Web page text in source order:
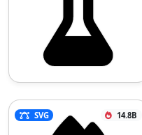
SVG 14.8B